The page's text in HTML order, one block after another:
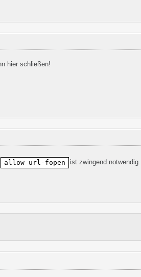
hier schließen!
allow url-fopen ist zwingend